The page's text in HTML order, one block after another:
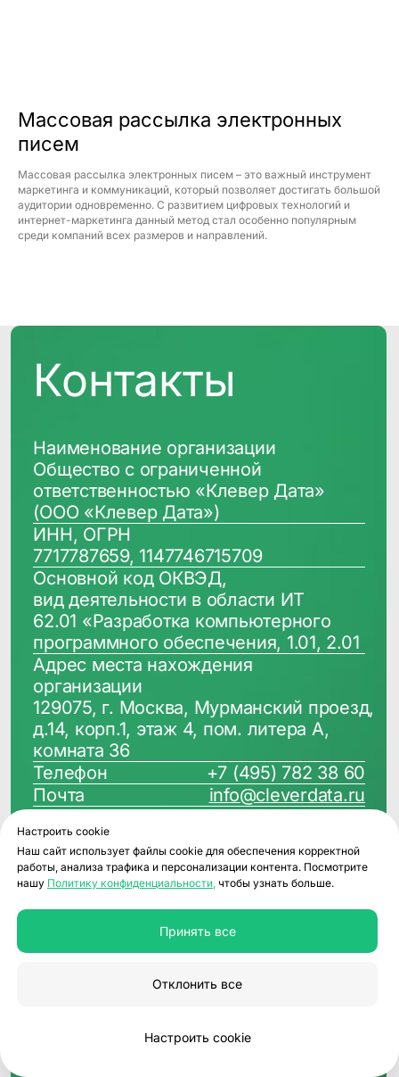
Настроить cookie
Наш сайт использует файлы cookie для обеспечения корректной
работы, анализа трафика и персонализации контента. Посмотрите
нашу Политику конфиденциальности, чтобы узнать больше.
Принять все
Отклонить все
Настроить cookie
Массовая рассылка электронных
писем
Массовая рассылка электронных писем – это важный инструмент
маркетинга и коммуникаций, который позволяет достигать большой
аудитории одновременно. С развитием цифровых технологий и
интернет-маркетинга данный метод стал особенно популярным
среди компаний всех размеров и направлений.